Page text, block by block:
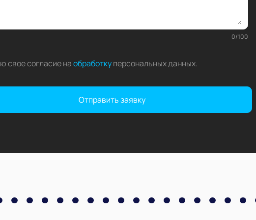
0/100
свое согласие наобработку персональных данных.
Отправить заявку